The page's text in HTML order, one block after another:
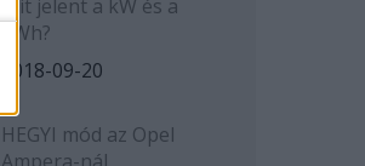
Mit jelent a kW és a
kWh?
2018-09-20
HEGYI mód az Opel